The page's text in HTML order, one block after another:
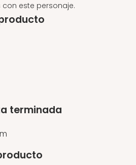
este personaje.
terminada